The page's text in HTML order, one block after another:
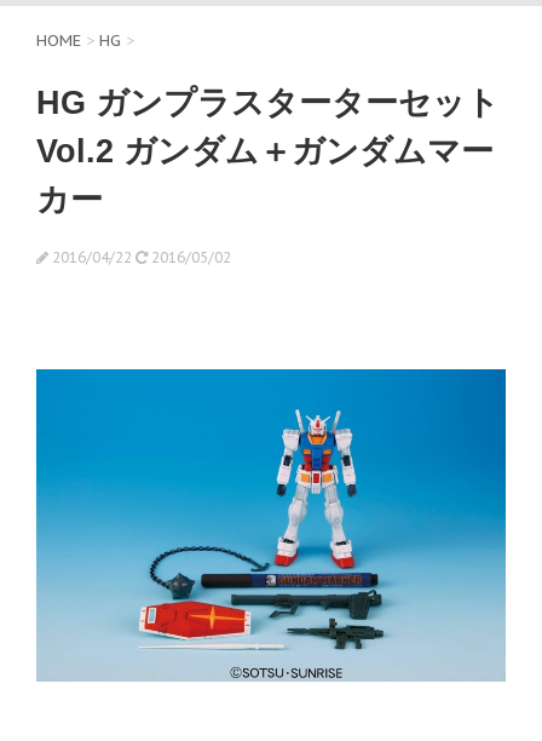
HOME > HG >
HG ガンプラスターターセット
Vol.2 ガンダム＋ガンダムマー
カー
2016/04/22 2016/05/02